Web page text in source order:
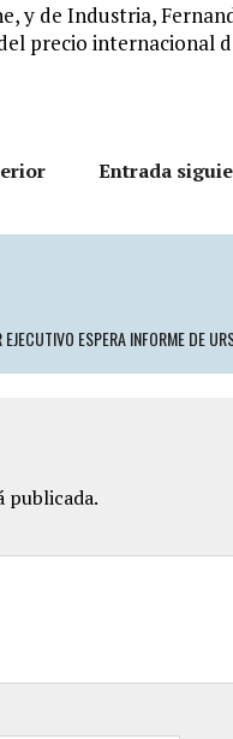
y de Industria,
precio internacional
Entrada
ESPERA INFORME DE
publicada.